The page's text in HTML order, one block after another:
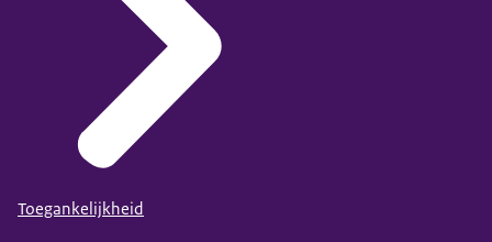
Toegankelijkheid